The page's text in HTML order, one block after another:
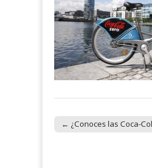
← ¿Conoces las Coca-